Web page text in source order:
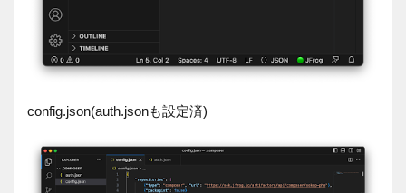
config.json(auth.jsonも設定済)